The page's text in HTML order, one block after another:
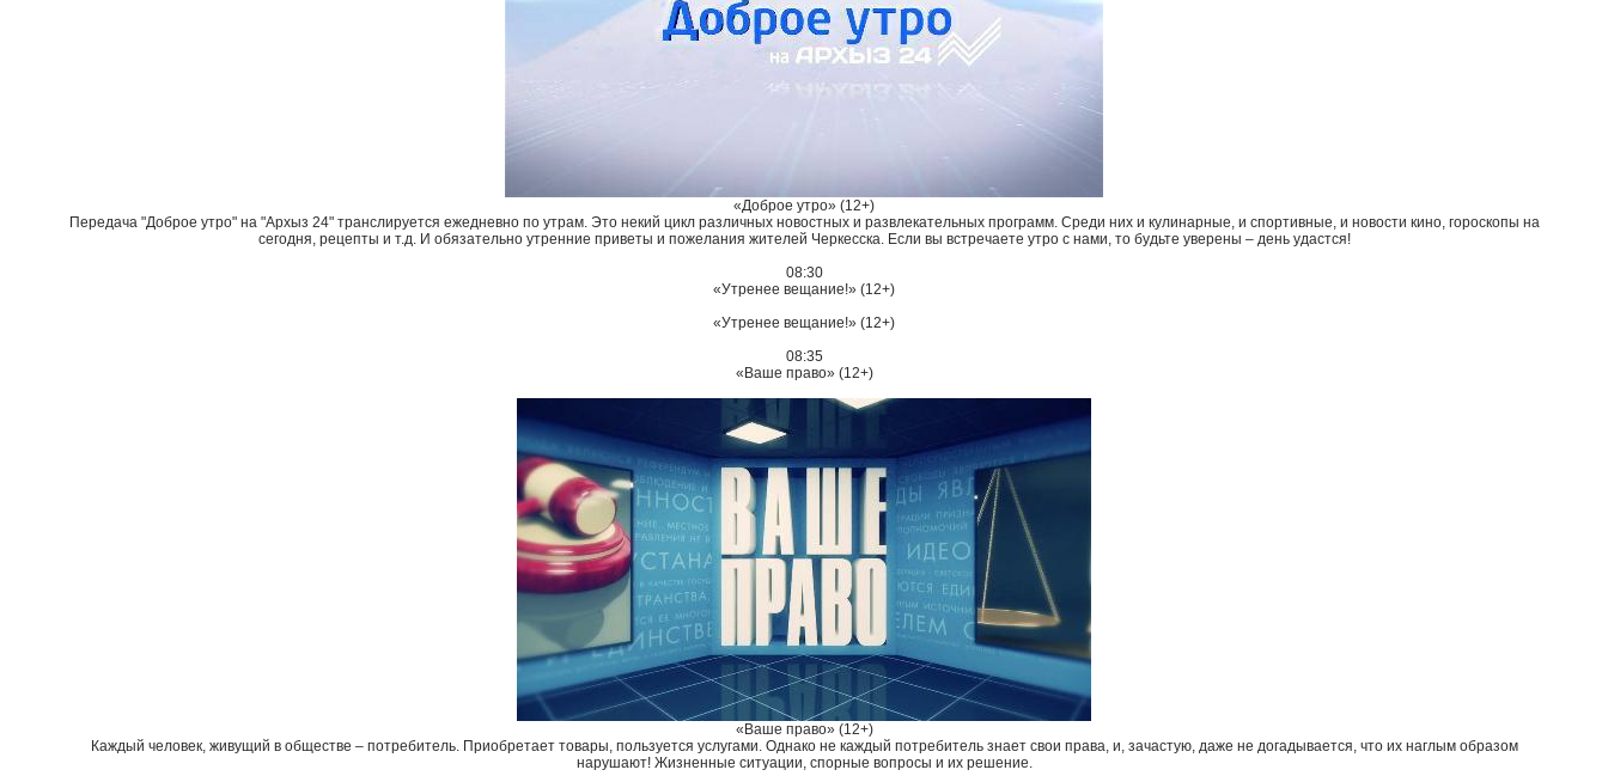
«Доброе утро» (12+)
Передача "Доброе утро" на "Архыз 24" транслируется ежедневно по утрам. Это некий цикл различных новостных и развлекательных программ. Среди них и кулинарные, и спортивные, и новости кино, гороскопы на
сегодня, рецепты и т.д. И обязательно утренние приветы и пожелания жителей Черкесска. Если вы встречаете утро с нами, то будьте уверены – день удастся!
08:30
«Утренее вещание!» (12+)
«Утренее вещание!» (12+)
08:35
«Ваше право» (12+)
«Ваше право» (12+)
Каждый человек, живущий в обществе – потребитель. Приобретает товары, пользуется услугами. Однако не каждый потребитель знает свои права, и, зачастую, даже не догадывается, что их наглым образом
нарушают! Жизненные ситуации, спорные вопросы и их решение.